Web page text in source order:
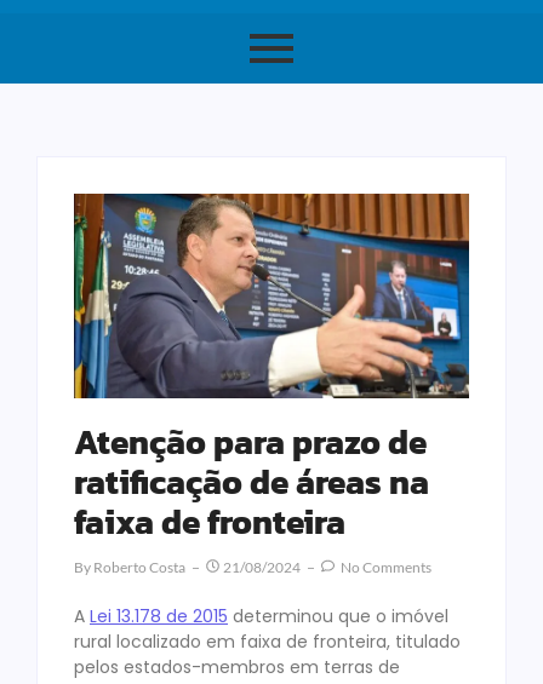
Atenção para prazo de
ratificação de áreas na
faixa de fronteira
By Roberto Costa 21/08/2024 No Comments
A Lei 13.178 de 2015 determinou que o imóvel
rural localizado em faixa de fronteira, titulado
pelos estados-membros em terras de